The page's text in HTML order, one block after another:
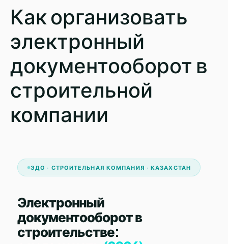
Как организовать
электронный
документооборот в
строительной
компании
ЭДО · СТРОИТЕЛЬНАЯ КОМПАНИЯ · КАЗАХСТАН
Электронный
документооборот в
строительстве: